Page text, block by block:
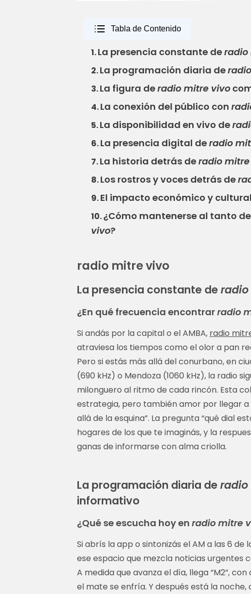
Tabla de Contenido
1.La presencia constante deradio
2.La programación diaria de
3.La figura deradio mitre vivo
4.La conexión del público con
5.La disponibilidad en vivo de
6.La presencia digital deradio
7.La historia detrás deradio
8.Los rostros y voces detrás de
9.El impacto económico y
10.¿Cómo mantenerse al tanto
vivo?
radio mitre vivo
La presencia constante de
¿En qué frecuencia encontrarradio
Si andás por la capital o el AMBA, radio
atraviesa los tiempos como el olor a pan
Pero si estás más allá del conurbano, en
(690 kHz) o Mendoza (1060 kHz), la radio
milonguero al ritmo de cada rincón. Esta
estrategia, pero también amor por llegar a
allá de la esquina”. La pregunta “qué dial
hogares de los que te imaginás, y la
ganas de informarse con alma criolla.
La programación diaria de
informativo
¿Qué se escucha hoy en radio mitre
Si abrís la app o sintonizás el AM a las 6
ese espacio que mezcla noticias urgentes
A medida que avanza el día, llega “M2”,
el mate se enfría. Y después está la noche,